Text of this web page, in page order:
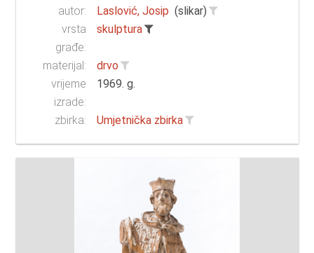
autor:
Laslović, Josip (slikar)
vrsta
građe:
skulptura
materijal:
drvo
vrijeme
izrade:
1969. g.
zbirka: Umjetnička zbirka